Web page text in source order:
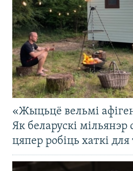
«Жыцьцё вельмі
Як беларускі мільянэр
цяпер робіць хаткі